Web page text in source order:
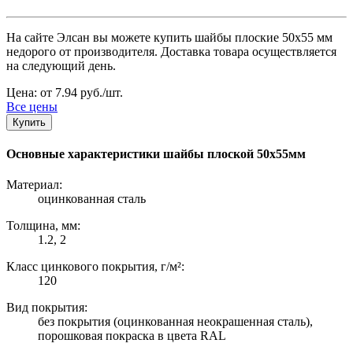
На сайте Элсан вы можете купить шайбы плоские 50х55 мм
недорого от производителя. Доставка товара осуществляется
на следующий день.
Цена: от 7.94 руб./шт.
Все цены
Купить
Основные характеристики шайбы плоской 50х55мм
Материал:
оцинкованная сталь
Толщина, мм:
1.2, 2
Класс цинкового покрытия, г/м²:
120
Вид покрытия:
без покрытия (оцинкованная неокрашенная сталь),
порошковая покраска в цвета RAL